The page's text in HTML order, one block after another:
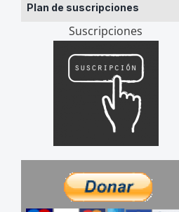
Plan de suscripciones
Suscripciones